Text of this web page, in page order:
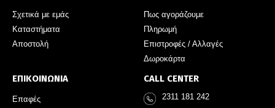
Σχετικά με εμάς
Καταστήματα
Αποστολή
Πως αγοράζουμε
Πληρωμή
Επιστροφές / Αλλαγές
Δωροκάρτα
ΕΠΙΚΟΙΝΩΝΙΑ
Επαφές
CALL CENTER
2311 181 242